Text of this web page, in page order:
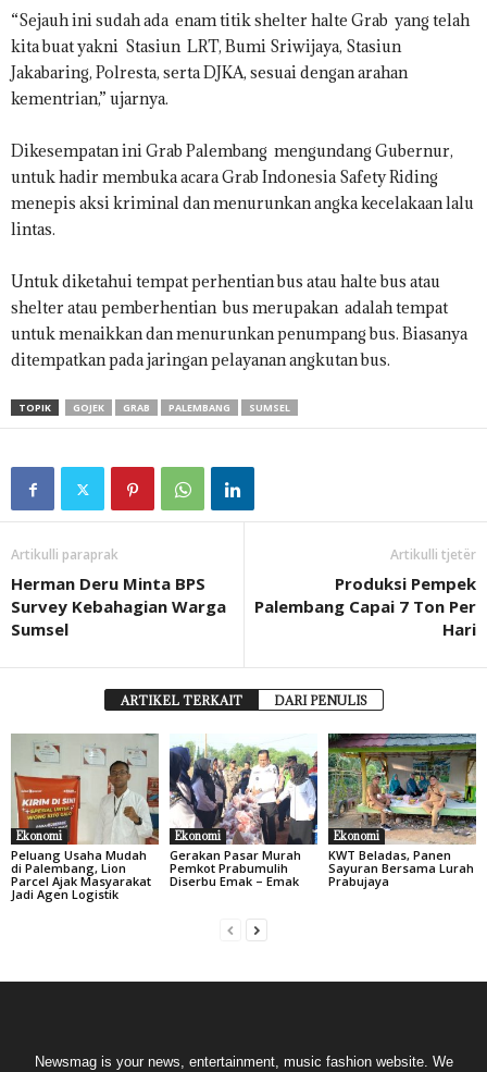
“Sejauh ini sudah ada enam titik shelter halte Grab yang telah
kita buat yakni Stasiun LRT, Bumi Sriwijaya, Stasiun
Jakabaring, Polresta, serta DJKA, sesuai dengan arahan
kementrian,” ujarnya.
Dikesempatan ini Grab Palembang mengundang Gubernur,
untuk hadir membuka acara Grab Indonesia Safety Riding
menepis aksi kriminal dan menurunkan angka kecelakaan lalu
lintas.
Untuk diketahui tempat perhentian bus atau halte bus atau
shelter atau pemberhentian bus merupakan adalah tempat
untuk menaikkan dan menurunkan penumpang bus. Biasanya
ditempatkan pada jaringan pelayanan angkutan bus.
TOPIK GOJEK GRAB PALEMBANG SUMSEL
Artikulli paraprak
Herman Deru Minta BPS
Survey Kebahagian Warga
Sumsel
Artikulli tjetër
Produksi Pempek
Palembang Capai 7 Ton Per
Hari
ARTIKEL TERKAIT DARI PENULIS
Ekonomi
Peluang Usaha Mudah
di Palembang, Lion
Parcel Ajak Masyarakat
Jadi Agen Logistik
Ekonomi
Gerakan Pasar Murah
Pemkot Prabumulih
Diserbu Emak – Emak
Ekonomi
KWT Beladas, Panen
Sayuran Bersama Lurah
Prabujaya
Newsmag is your news, entertainment, music fashion website. We